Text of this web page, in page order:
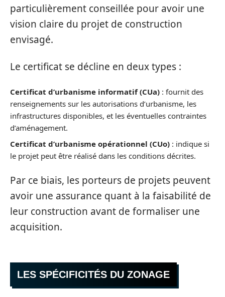
particulièrement conseillée pour avoir une
vision claire du projet de construction
envisagé.
Le certificat se décline en deux types :
Certificat d’urbanisme informatif (CUa) : fournit des
renseignements sur les autorisations d’urbanisme, les
infrastructures disponibles, et les éventuelles contraintes
d’aménagement.
Certificat d’urbanisme opérationnel (CUo) : indique si
le projet peut être réalisé dans les conditions décrites.
Par ce biais, les porteurs de projets peuvent
avoir une assurance quant à la faisabilité de
leur construction avant de formaliser une
acquisition.
LES SPÉCIFICITÉS DU ZONAGE